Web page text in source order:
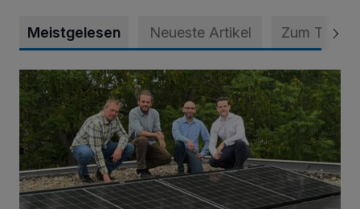
Meistgelesen Neueste Artikel Zum Thema
Nächster Schritt zu mehr Selbstversorgung